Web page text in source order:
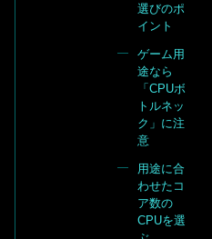
選びのポ
イント
ゲーム用
途なら
「CPUボ
トルネッ
ク」に注
意
用途に合
わせたコ
ア数の
CPUを選